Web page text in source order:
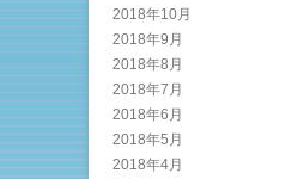
2018年10月
2018年9月
2018年8月
2018年7月
2018年6月
2018年5月
2018年4月